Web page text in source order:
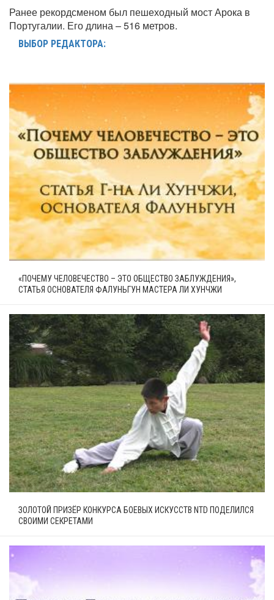
Ранее рекордсменом был пешеходный мост Арока в
Португалии. Его длина – 516 метров.
ВЫБОР РЕДАКТОРА:
«ПОЧЕМУ ЧЕЛОВЕЧЕСТВО – ЭТО ОБЩЕСТВО ЗАБЛУЖДЕНИЯ»,
СТАТЬЯ ОСНОВАТЕЛЯ ФАЛУНЬГУН МАСТЕРА ЛИ ХУНЧЖИ
ЗОЛОТОЙ ПРИЗЁР КОНКУРСА БОЕВЫХ ИСКУССТВ NTD ПОДЕЛИЛСЯ
СВОИМИ СЕКРЕТАМИ